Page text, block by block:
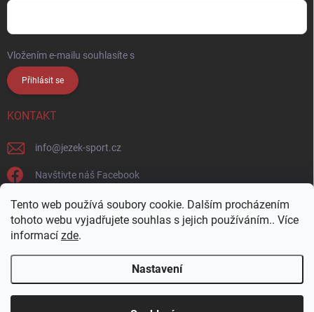
Tento web používá soubory cookie. Dalším procházením
tohoto webu vyjadřujete souhlas s jejich používáním.. Více
informací zde.
Nastavení
Vložením e-mailu souhlasíte s
Přihlásit se
KONTAKT
info@jezek-sport.cz
Navštivte náš Facebook
jezek_sport_np/
Copyright 2026Ježek sport s.r.o.. Všechna práva vyhrazena.Upravit
nastavení cookies